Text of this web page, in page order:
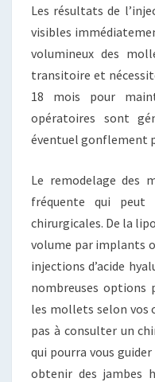
Les résultats de
visibles
volumineux des
transitoire et
18 mois pour
opératoires sont
éventuel gonflement
Le remodelage des
fréquente qui peut
chirurgicales. De la
volume par implants
injections d’acide
nombreuses options
les mollets selon vos
pas à consulter un
qui pourra vous
obtenir des jambes